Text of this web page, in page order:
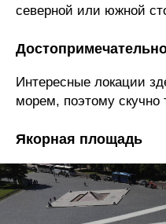
северной или южной
Интересные локации
морем, поэтому скучно
Якорная площадь